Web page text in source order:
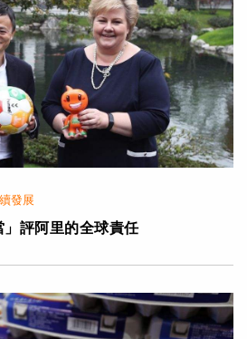
發展
評阿里的全球責任